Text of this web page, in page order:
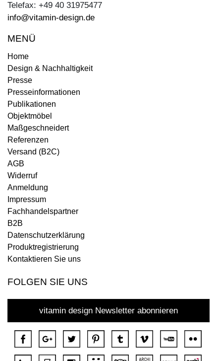
Telefax: +49 40 31975477
info@vitamin-design.de
MENÜ
Home
Design & Nachhaltigkeit
Presse
Presseinformationen
Publikationen
Objektmöbel
Maßgeschneidert
Referenzen
Versand (B2C)
AGB
Widerruf
Anmeldung
Impressum
Fachhandelspartner
B2B
Datenschutzerklärung
Produktregistrierung
Kontaktieren Sie uns
FOLGEN SIE UNS
vitamin design Newsletter abonnieren